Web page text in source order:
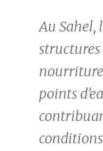
Au Sahel,
nourriture
points